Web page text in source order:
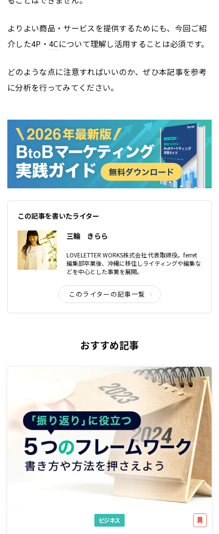
よりよい商品・サービスを提供するためにも、今回ご紹
介した4P・ 4Cについて理解し活用することは必須です。
どのような点に注意すればいいのか、ぜひ本記事を参考
に分析を行ってみてください。
この記事を書いたライター
三輪 きらら
LOVELETTER WORKS株式会社 代表取締役。ferret
編集部卒業後、沖縄に移住しライティングや編集な
どを中心とした事業を展開。
このライターの記事一覧
おすすめ記事
ビジネス